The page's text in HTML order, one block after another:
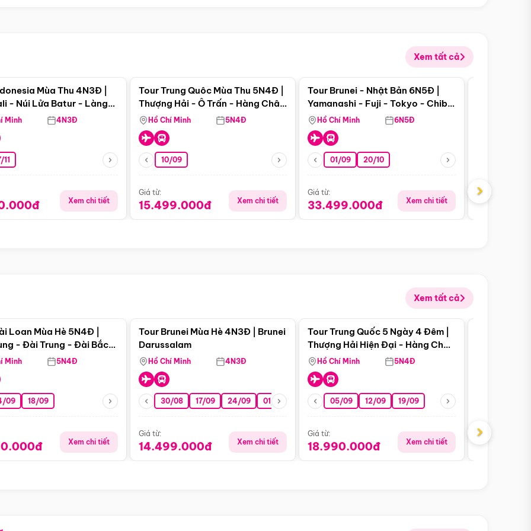
Xem tất cả
Mùa Thu 4N3Đ |
- Núi Lửa Batur - Làng
Minh 4N3Đ
11
Xem chi tiết
Tour Trung Quôc Mùa Thu 5N4Đ |
Thượng Hải - Ô Trấn - Hàng Châu
(Tour Không Shopping)
Hồ Chí Minh 5N4Đ
10/09
Giá từ:
15.499.000đ Xem chi tiết
Điểm nổi bật
Tour Brunei - Nhật Bản 6N5Đ |
Yamanashi - Fuji - Tokyo - Chiba
- Freeday
Hồ Chí Minh 6N5Đ
01/09 20/10
Giá từ:
33.499.000đ Xem chi tiết
Giá từ:
›
Xem tất cả
Loan Mùa Hè 5N4Đ |
- Đài Trung - Đài Bắc
Minh 5N4Đ
09 18/09
Xem chi tiết
Tour Brunei Mùa Hè 4N3Đ | Brunei
Darussalam
Hồ Chí Minh 4N3Đ
30/08 17/09 24/09 01/10 15/10 29/10
Giá từ:
14.499.000đ Xem chi tiết
Điểm nổi bật
Tour Trung Quốc 5 Ngày 4 Đêm |
Thượng Hải Hiện Đại - Hàng Châu
Nên Thơ - Ô Trấn Cổ Kính
Hồ Chí Minh 5N4Đ
05/09 12/09 19/09
Giá từ:
18.990.000đ Xem chi tiết
Giá từ:
›